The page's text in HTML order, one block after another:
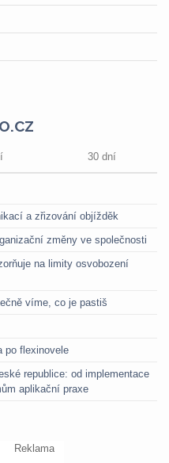
30 dní
a zřizování objížděk
změny ve společnosti
na limity osvobození
víme, co je pastiš
po flexinovele
republice: od implementace
aplikační praxe